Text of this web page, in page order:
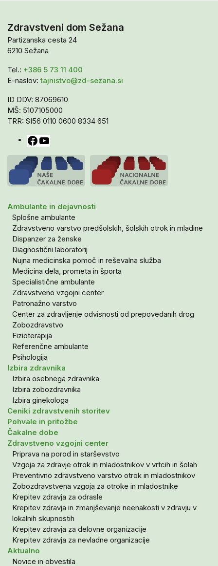
Zdravstveni dom Sežana
Partizanska cesta 24
6210 Sežana
Tel.: +386 5 73 11 400
E-naslov:tajnistvo@zd-sezana.si
ID DDV: 87069610
MŠ: 5107105000
TRR: SI56 0110 0600 8334 651
Facebook
Ambulante in dejavnosti
Splošne ambulante
Zdravstveno varstvo predšolskih, šolskih otrok in mladine
Dispanzer za ženske
Diagnostični laboratorij
Nujna medicinska pomoč in reševalna služba
Medicina dela, prometa in športa
Specialistične ambulante
Zdravstveno vzgojni center
Patronažno varstvo
Center za zdravljenje odvisnosti od prepovedanih drog
Zobozdravstvo
Fizioterapija
Referenčne ambulante
Psihologija
Izbira zdravnika
Izbira osebnega zdravnika
Izbira zobozdravnika
Izbira ginekologa
Ceniki zdravstvenih storitev
Pohvale in pritožbe
Čakalne dobe
Zdravstveno vzgojni center
Priprava na porod in starševstvo
Vzgoja za zdravje otrok in mladostnikov v vrtcih in šolah
Preventivno zdravstveno varstvo otrok in mladostnikov
Zobozdravstvena vzgoja za otroke in mladostnike
Krepitev zdravja za odrasle
Krepitev zdravja in zmanjševanje neenakosti v zdravju v
lokalnih skupnostih
Krepitev zdravja za delovne organizacije
Krepitev zdravja za nevladne organizacije
Aktualno
Novice in obvestila